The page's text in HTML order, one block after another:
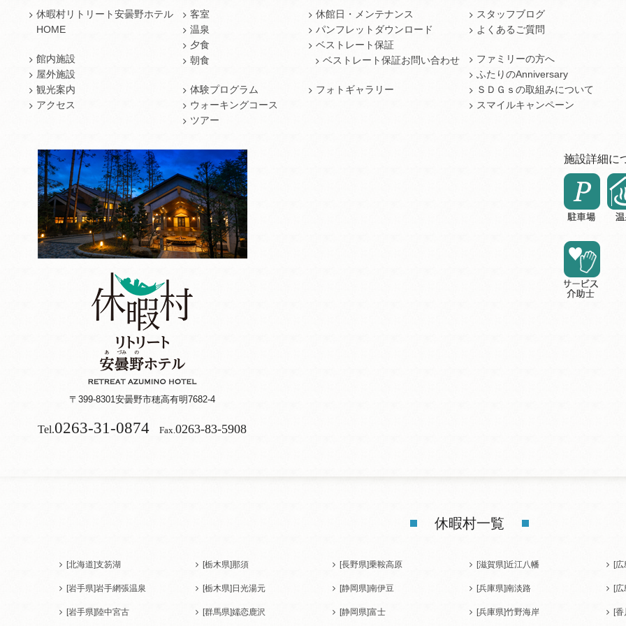
休暇村リトリート安曇野ホテル
HOME
館内施設
屋外施設
観光案内
アクセス
客室
温泉
夕食
朝食
体験プログラム
ウォーキングコース
ツアー
休館日・メンテナンス
パンフレットダウンロード
ベストレート保証
ベストレート保証お問い合わせ
フォトギャラリー
スタッフブログ
よくあるご質問
ファミリーの方へ
ふたりのAnniversary
ＳＤＧｓの取組みについて
スマイルキャンペーン
〒399-8301 安曇野市穂高有明7682-4
Tel.0263-31-0874 Fax. 0263-83-5908
施設詳細に
休暇村一覧
[北海道]支笏湖
[岩手県]岩手網張温泉
[岩手県]陸中宮古
[栃木県]那須
[栃木県]日光湯元
[群馬県]嬬恋鹿沢
[長野県]乗鞍高原
[静岡県]南伊豆
[静岡県]富士
[滋賀県]近江八幡
[兵庫県]南淡路
[兵庫県]竹野海岸
[広
[広
[香